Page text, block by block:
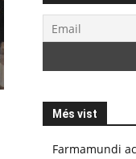
Més vist
Farmamundi